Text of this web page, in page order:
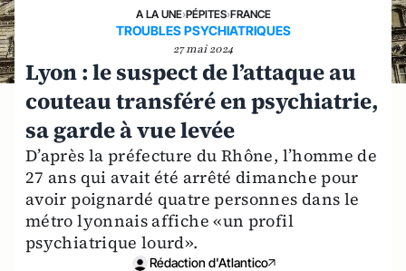
A LA UNE›PÉPITES›FRANCE
TROUBLES PSYCHIATRIQUES
27 mai 2024
Lyon : le suspect de l’attaque au
couteau transféré en psychiatrie,
sa garde à vue levée
D’après la préfecture du Rhône, l’homme de
27 ans qui avait été arrêté dimanche pour
avoir poignardé quatre personnes dans le
métro lyonnais affiche «un profil
psychiatrique lourd».
Rédaction d'Atlantico